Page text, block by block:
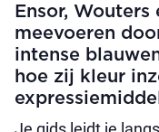
Ensor,
meevoeren
intense
hoe zij kleur